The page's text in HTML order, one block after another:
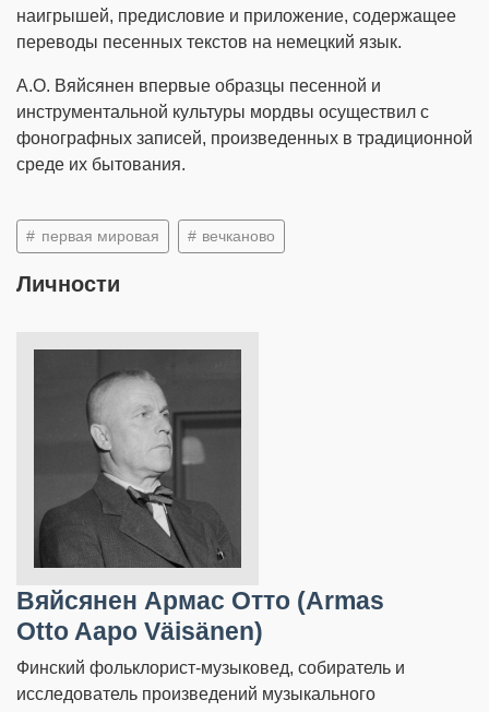
наигрышей, предисловие и приложение, содержащее
переводы песенных текстов на немецкий язык.
А.О. Вяйсянен впервые образцы песенной и
инструментальной культуры мордвы осуществил с
фонографных записей, произведенных в традиционной
среде их бытования.
первая мировая вечканово
Личности
Вяйсянен Армас Отто (Armas
Otto Aapo Väisänen)
Финский фольклорист-музыковед, собиратель и
исследователь произведений музыкального